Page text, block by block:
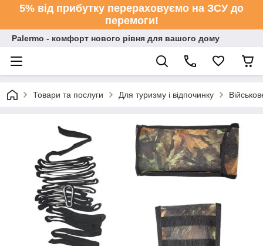
5% від прибутку перераховуємо на ЗСУ до
перемоги!
Palermo - комфорт нового рівня для вашого дому
Товари та послуги Для туризму і відпочинку